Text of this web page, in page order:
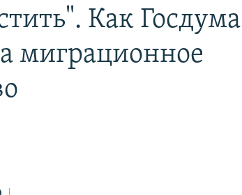
Как Госдума
миграционное